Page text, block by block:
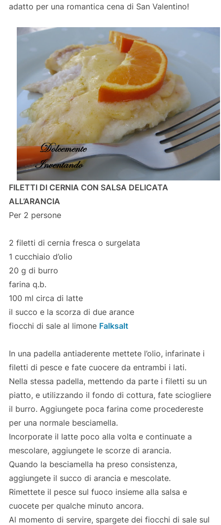
adatto per una romantica cena di San Valentino!
FILETTI DI CERNIA CON SALSA DELICATA
ALL’ARANCIA
Per 2 persone
2 filetti di cernia fresca o surgelata
1 cucchiaio d’olio
20 g di burro
farina q.b.
100 ml circa di latte
il succo e la scorza di due arance
fiocchi di sale al limone Falksalt
In una padella antiaderente mettete l’olio, infarinate i
filetti di pesce e fate cuocere da entrambi i lati.
Nella stessa padella, mettendo da parte i filetti su un
piatto, e utilizzando il fondo di cottura, fate sciogliere
il burro. Aggiungete poca farina come procedereste
per una normale besciamella.
Incorporate il latte poco alla volta e continuate a
mescolare, aggiungete le scorze di arancia.
Quando la besciamella ha preso consistenza,
aggiungete il succo di arancia e mescolate.
Rimettete il pesce sul fuoco insieme alla salsa e
cuocete per qualche minuto ancora.
Al momento di servire, spargete dei fiocchi di sale sul